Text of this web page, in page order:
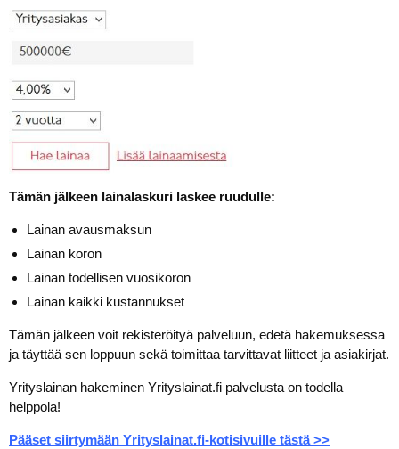
Tämän jälkeen lainalaskuri laskee ruudulle:
Lainan avausmaksun
Lainan koron
Lainan todellisen vuosikoron
Lainan kaikki kustannukset
Tämän jälkeen voit rekisteröityä palveluun, edetä hakemuksessa
ja täyttää sen loppuun sekä toimittaa tarvittavat liitteet ja asiakirjat.
Yrityslainan hakeminen Yrityslainat.fi palvelusta on todella
helppola!
Pääset siirtymään Yrityslainat.fi-kotisivuille tästä >>